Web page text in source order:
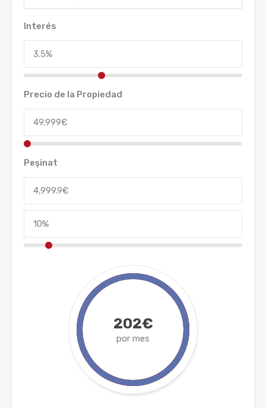
Interés
Precio de la Propiedad
Peşinat
202€
por mes